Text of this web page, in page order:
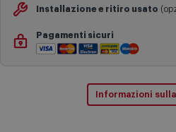
Installazione e ritiro usato
Pagamenti sicuri